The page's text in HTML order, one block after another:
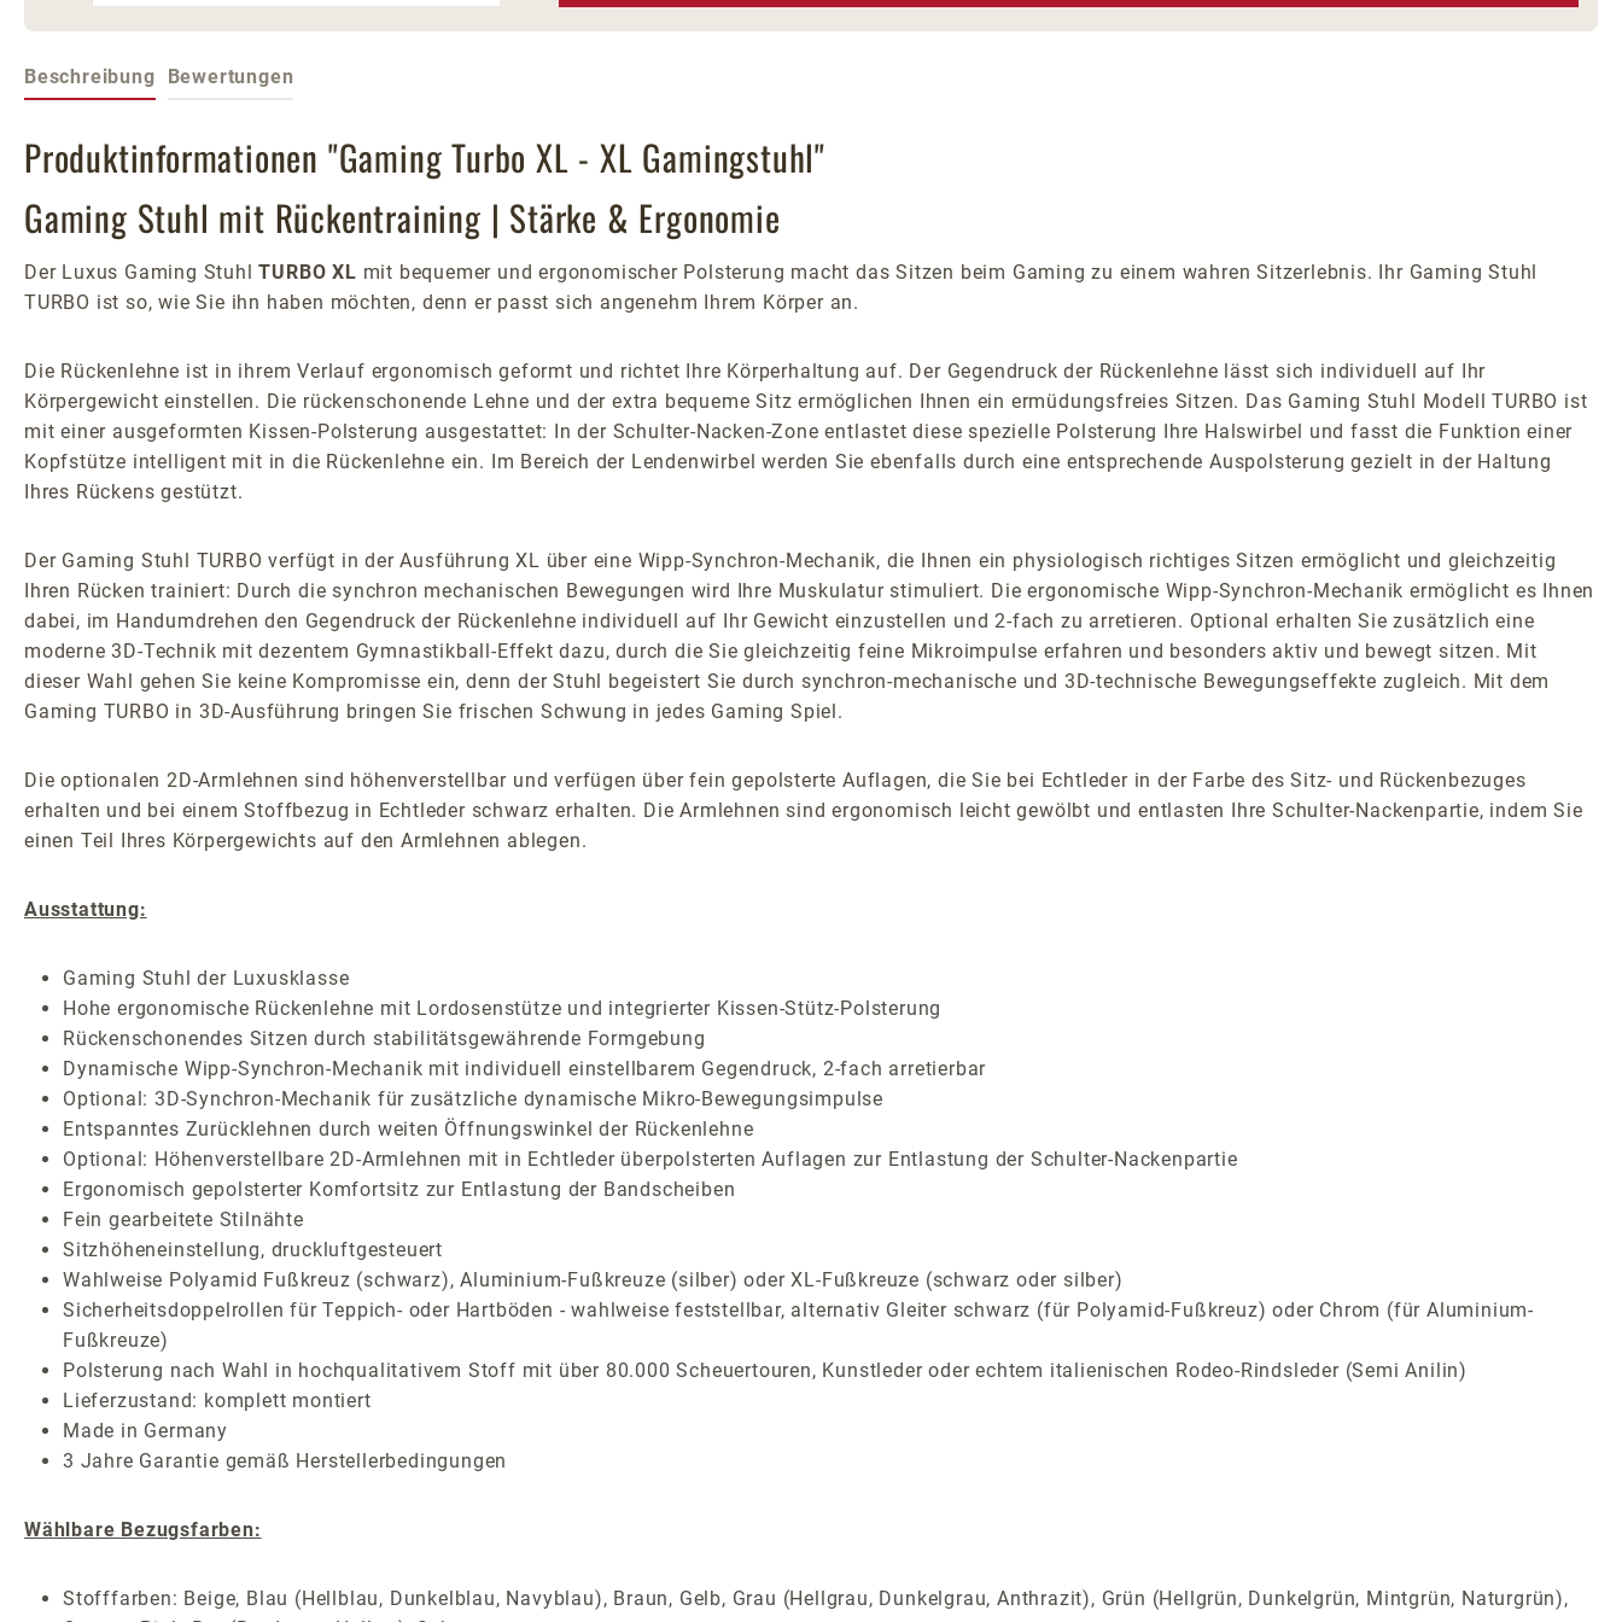
Beschreibung Bewertungen
Produktinformationen "Gaming Turbo XL - XL Gamingstuhl"
Gaming Stuhl mit Rückentraining | Stärke & Ergonomie
Der Luxus Gaming StuhlTURBO XL mit bequemer und ergonomischer Polsterung macht das Sitzen beim Gaming zu einem wahren Sitzerlebnis. Ihr Gaming Stuhl
TURBO ist so, wie Sie ihn haben möchten, denn er passt sich angenehm Ihrem Körper an.
Die Rückenlehne ist in ihrem Verlauf ergonomisch geformt und richtet Ihre Körperhaltung auf. Der Gegendruck der Rückenlehne lässt sich individuell auf Ihr
Körpergewicht einstellen. Die rückenschonende Lehne und der extra bequeme Sitz ermöglichen Ihnen ein ermüdungsfreies Sitzen. Das Gaming Stuhl Modell TURBO ist
mit einer ausgeformten Kissen-Polsterung ausgestattet: In der Schulter-Nacken-Zone entlastet diese spezielle Polsterung Ihre Halswirbel und fasst die Funktion einer
Kopfstütze intelligent mit in die Rückenlehne ein. Im Bereich der Lendenwirbel werden Sie ebenfalls durch eine entsprechende Auspolsterung gezielt in der Haltung
Ihres Rückens gestützt.
Der Gaming Stuhl TURBO verfügt in der Ausführung XL über eine Wipp-Synchron-Mechanik, die Ihnen ein physiologisch richtiges Sitzen ermöglicht und gleichzeitig
Ihren Rücken trainiert: Durch die synchron mechanischen Bewegungen wird Ihre Muskulatur stimuliert. Die ergonomische Wipp-Synchron-Mechanik ermöglicht es Ihnen
dabei, im Handumdrehen den Gegendruck der Rückenlehne individuell auf Ihr Gewicht einzustellen und 2-fach zu arretieren. Optional erhalten Sie zusätzlich eine
moderne 3D-Technik mit dezentem Gymnastikball-Effekt dazu, durch die Sie gleichzeitig feine Mikroimpulse erfahren und besonders aktiv und bewegt sitzen. Mit
dieser Wahl gehen Sie keine Kompromisse ein, denn der Stuhl begeistert Sie durch synchron-mechanische und 3D-technische Bewegungseffekte zugleich. Mit dem
Gaming TURBO in 3D-Ausführung bringen Sie frischen Schwung in jedes Gaming Spiel.
Die optionalen 2D-Armlehnen sind höhenverstellbar und verfügen über fein gepolsterte Auflagen, die Sie bei Echtleder in der Farbe des Sitz- und Rückenbezuges
erhalten und bei einem Stoffbezug in Echtleder schwarz erhalten. Die Armlehnen sind ergonomisch leicht gewölbt und entlasten Ihre Schulter-Nackenpartie, indem Sie
einen Teil Ihres Körpergewichts auf den Armlehnen ablegen.
Ausstattung:
Gaming Stuhl der Luxusklasse
Hohe ergonomische Rückenlehne mit Lordosenstütze und integrierter Kissen-Stütz-Polsterung
Rückenschonendes Sitzen durch stabilitätsgewährende Formgebung
Dynamische Wipp-Synchron-Mechanik mit individuell einstellbarem Gegendruck, 2-fach arretierbar
Optional: 3D-Synchron-Mechanik für zusätzliche dynamische Mikro-Bewegungsimpulse
Entspanntes Zurücklehnen durch weiten Öffnungswinkel der Rückenlehne
Optional: Höhenverstellbare 2D-Armlehnen mit in Echtleder überpolsterten Auflagen zur Entlastung der Schulter-Nackenpartie
Ergonomisch gepolsterter Komfortsitz zur Entlastung der Bandscheiben
Fein gearbeitete Stilnähte
Sitzhöheneinstellung, druckluftgesteuert
Wahlweise Polyamid Fußkreuz (schwarz), Aluminium-Fußkreuze (silber) oder XL-Fußkreuze (schwarz oder silber)
Sicherheitsdoppelrollen für Teppich- oder Hartböden - wahlweise feststellbar, alternativ Gleiter schwarz (für Polyamid-Fußkreuz) oder Chrom (für Aluminium-
Fußkreuze)
Polsterung nach Wahl in hochqualitativem Stoff mit über 80.000 Scheuertouren, Kunstleder oder echtem italienischen Rodeo-Rindsleder (Semi Anilin)
Lieferzustand: komplett montiert
Made in Germany
3 Jahre Garantie gemäß Herstellerbedingungen
Wählbare Bezugsfarben:
Stofffarben: Beige, Blau (Hellblau, Dunkelblau, Navyblau), Braun, Gelb, Grau (Hellgrau, Dunkelgrau, Anthrazit), Grün (Hellgrün, Dunkelgrün, Mintgrün, Naturgrün),